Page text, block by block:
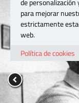
de
para mejorar
estrictamente
web.
Política de cookies